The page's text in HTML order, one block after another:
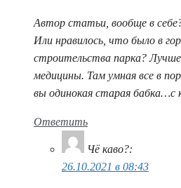
Автор статьи, вообще в
Или нравилось, что было в
строительства парка? Лучше
медицины. Там умная все в
вы одинокая старая бабка…с
Ответить
Чё каво?:
26.10.2021 в 08:43